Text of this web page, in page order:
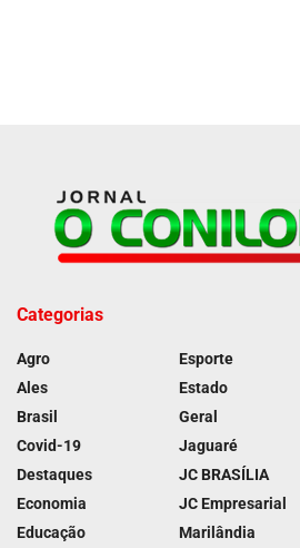
Categorias
Agro
Ales
Brasil
Covid-19
Destaques
Economia
Educação
Esporte
Estado
Geral
Jaguaré
JC BRASÍLIA
JC Empresarial
Marilândia